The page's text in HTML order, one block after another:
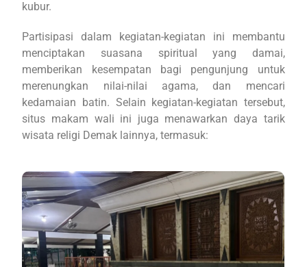
kubur.
Partisipasi dalam kegiatan-kegiatan ini membantu
menciptakan suasana spiritual yang damai,
memberikan kesempatan bagi pengunjung untuk
merenungkan nilai-nilai agama, dan mencari
kedamaian batin. Selain kegiatan-kegiatan tersebut,
situs makam wali ini juga menawarkan daya tarik
wisata religi Demak lainnya, termasuk: